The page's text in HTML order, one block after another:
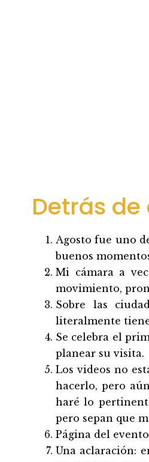
Detrás
Agosto fue uno
buenos
Mi cámara a
movimiento,
Sobre las
literalmente
Se celebra el
planear su visita.
Los videos no
hacerlo, pero
haré lo
pero sepan que
Página del
Una aclaración: